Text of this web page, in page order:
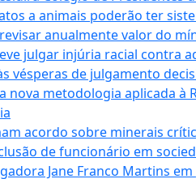
a animais poderão ter
anualmente valor do
julgar injúria racial contra
vésperas de julgamento
nova metodologia aplicada à
acordo sobre minerais
de funcionário em
Jane Franco Martins